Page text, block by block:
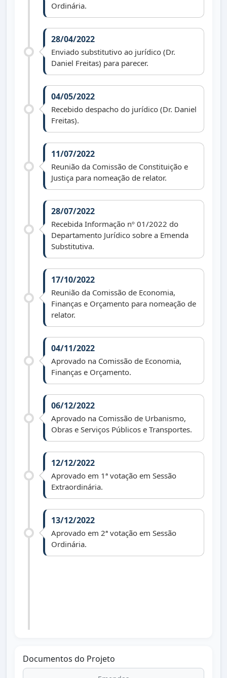
Ordinária.
28/04/2022
Enviado substitutivo ao jurídico (Dr.
Daniel Freitas) para parecer.
04/05/2022
Recebido despacho do jurídico (Dr. Daniel
Freitas).
11/07/2022
Reunião da Comissão de Constituição e
Justiça para nomeação de relator.
28/07/2022
Recebida Informação nº 01/2022 do
Departamento Jurídico sobre a Emenda
Substitutiva.
17/10/2022
Reunião da Comissão de Economia,
Finanças e Orçamento para nomeação de
relator.
04/11/2022
Aprovado na Comissão de Economia,
Finanças e Orçamento.
06/12/2022
Aprovado na Comissão de Urbanismo,
Obras e Serviços Públicos e Transportes.
12/12/2022
Aprovado em 1ª votação em Sessão
Extraordinária.
13/12/2022
Aprovado em 2ª votação em Sessão
Ordinária.
Documentos do Projeto